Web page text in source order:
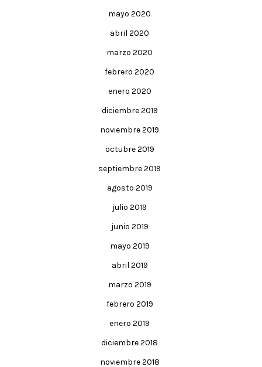
mayo 2020
abril 2020
marzo 2020
febrero 2020
enero 2020
diciembre 2019
noviembre 2019
octubre 2019
septiembre 2019
agosto 2019
julio 2019
junio 2019
mayo 2019
abril 2019
marzo 2019
febrero 2019
enero 2019
diciembre 2018
noviembre 2018